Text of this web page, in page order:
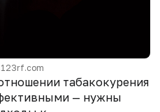
табакокурения
— нужны